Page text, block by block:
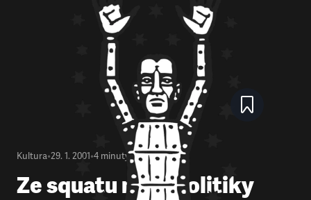
Kultura•29. 1. 2001•4 minuty
Ze squatu mezi politiky